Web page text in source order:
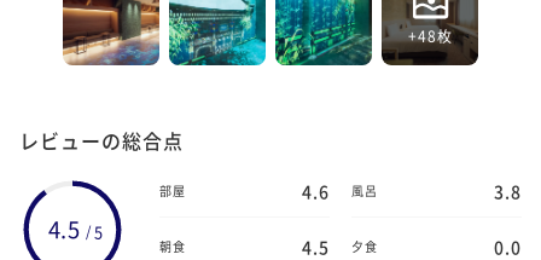
+48枚
レビューの総合点
4.5 /5
部屋 4.6 風呂 3.8
朝食 4.5 夕食 0.0